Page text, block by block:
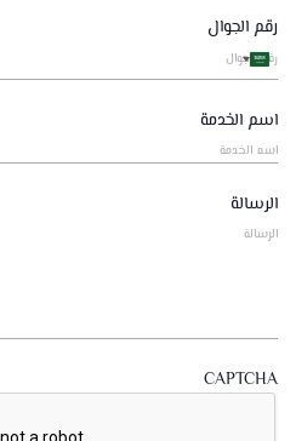
رقم الجوال
Saudi
اسم الخدمة
الرسالة
CAPTCHA